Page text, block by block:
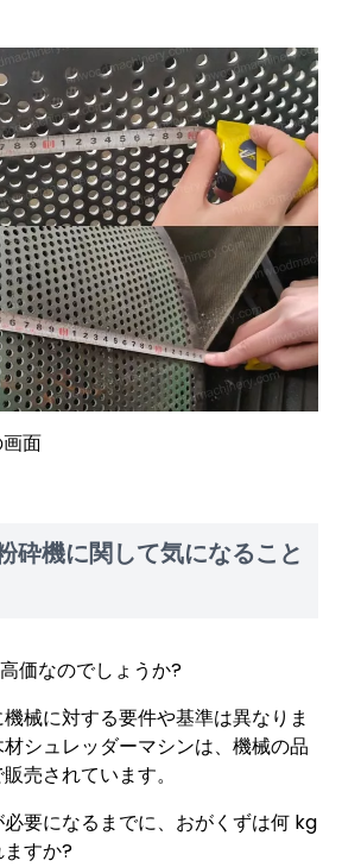
面
砕機に関して気になること
価なのでしょうか?
械に対する要件や基準は異なりま
シュレッダーマシンは、機械の品
売されています。
要になるまでに、おがくずは何 kg
すか?